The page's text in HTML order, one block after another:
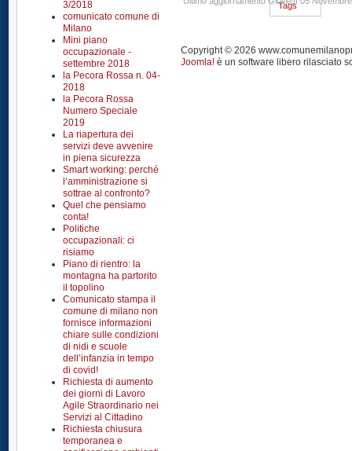
3/2018
comunicato comune di
Milano
Mini piano
occupazionale -
settembre 2018
la Pecora Rossa n. 04-
2018
la Pecora Rossa
Numero Speciale
2019
La riapertura dei
servizi deve avvenire
in piena sicurezza
Smart working: perché
l’amministrazione si
sottrae al confronto?
Quel che pensiamo
conta!
Politiche
occupazionali: ci
risiamo
Piano di rientro: la
montagna ha partorito
il topolino
Comunicato stampa il
comune di milano non
fornisce informazioni
chiare sulle condizioni
di nidi e scuole
dell’infanzia in tempo
di covid!
Richiesta di aumento
dei giorni di Lavoro
Agile Straordinario nei
Servizi al Cittadino
Richiesta chiusura
temporanea e
Tags
Copyright © 2026
Joomla! è un software libero rilasciato